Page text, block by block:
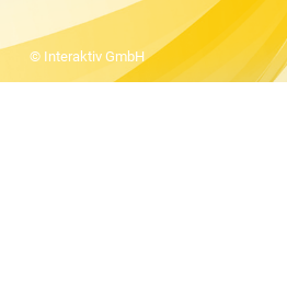
© Interaktiv GmbH